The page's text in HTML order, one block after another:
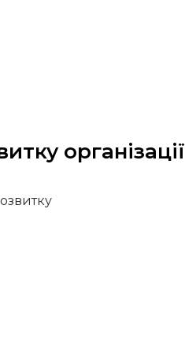
організації